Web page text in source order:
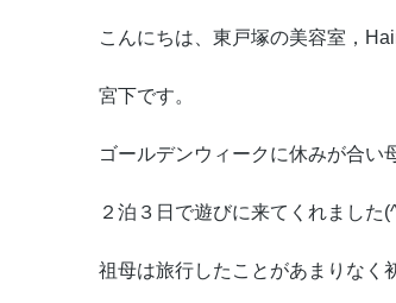
こんにちは、東戸塚の美容室，
宮下です。
ゴールデンウィークに休みが合い
２泊３日で遊びに来てくれました
祖母は旅行したことがあまりなく